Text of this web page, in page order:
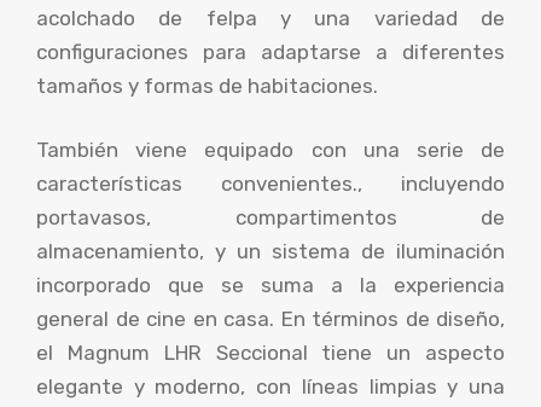
acolchado de felpa y una variedad de
configuraciones para adaptarse a diferentes
tamaños y formas de habitaciones.
También viene equipado con una serie de
características convenientes., incluyendo
portavasos, compartimentos de
almacenamiento, y un sistema de iluminación
incorporado que se suma a la experiencia
general de cine en casa. En términos de diseño,
el Magnum LHR Seccional tiene un aspecto
elegante y moderno, con líneas limpias y una